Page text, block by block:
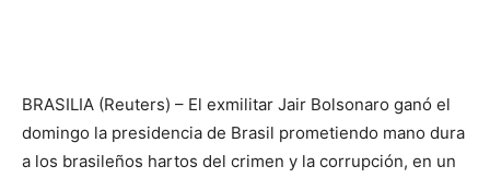
BRASILIA (Reuters) – El exmilitar Jair Bolsonaro ganó el
domingo la presidencia de Brasil prometiendo mano dura
a los brasileños hartos del crimen y la corrupción, en un